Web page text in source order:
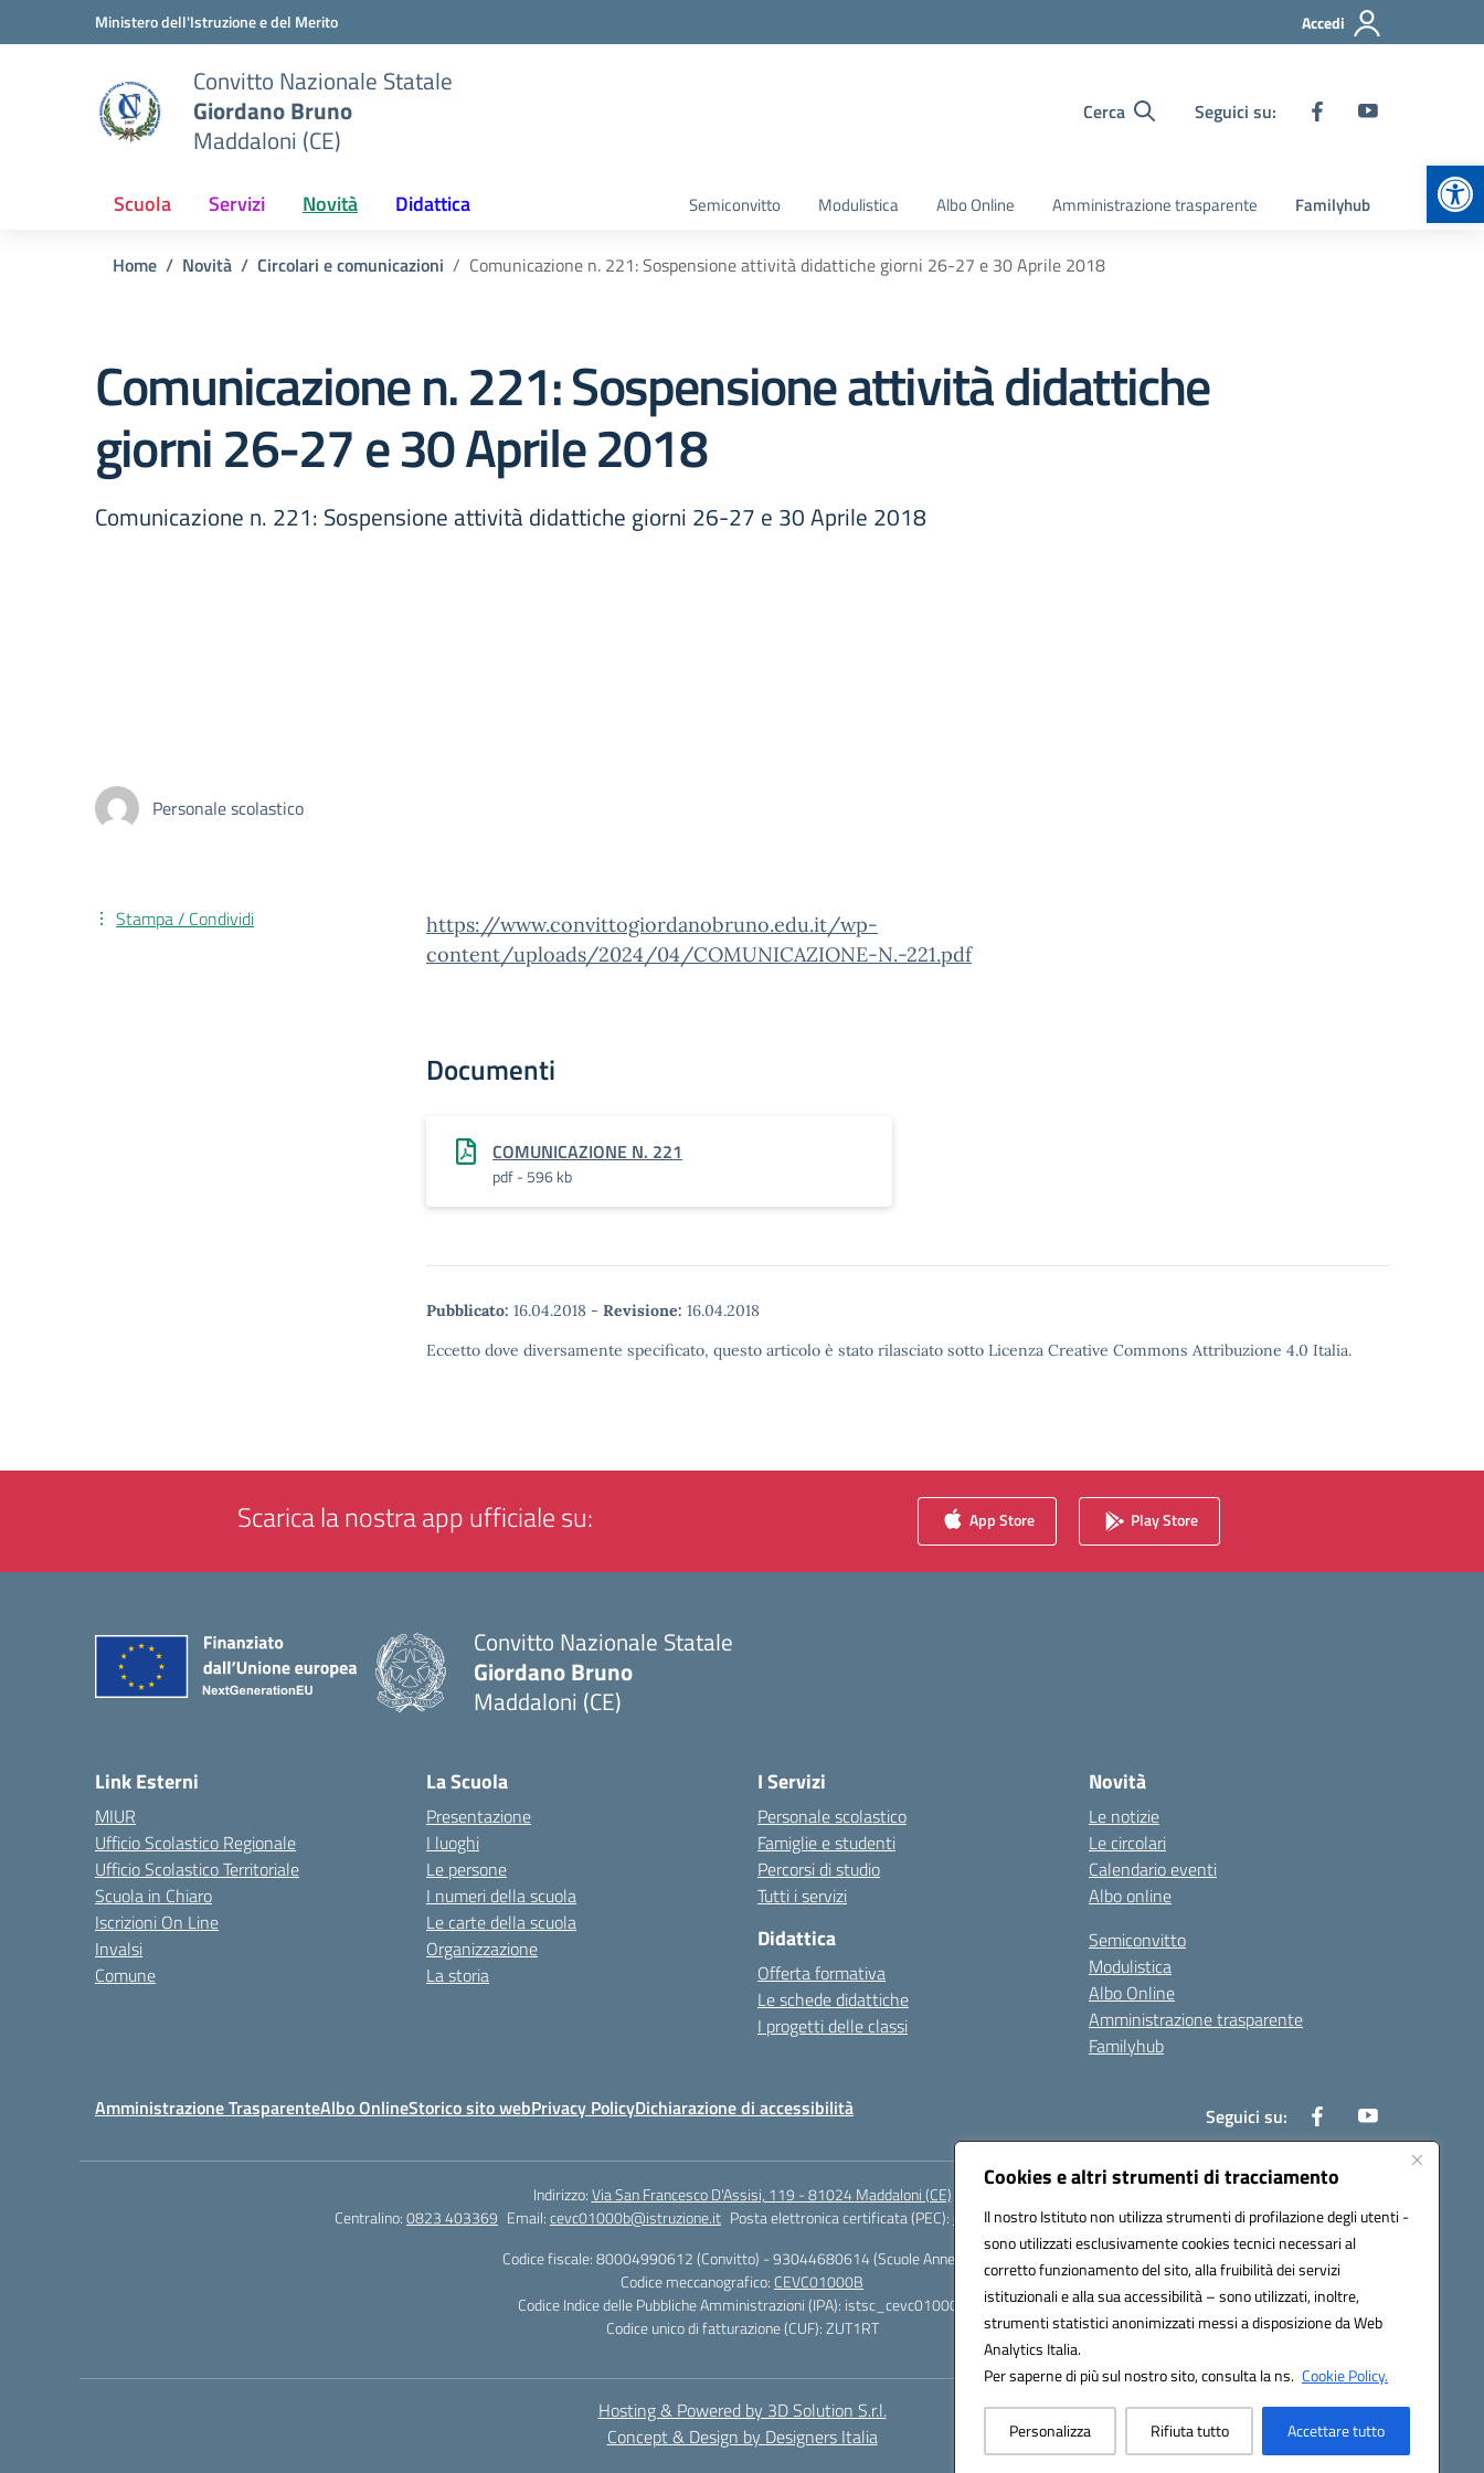
Cookies e altri strumenti di tracciamento
Il nostro Istituto non utilizza strumenti di profilazione degli utenti -
sono utilizzati esclusivamente cookies tecnici necessari al
corretto funzionamento del sito, alla fruibilità dei servizi
istituzionali e alla sua accessibilità – sono utilizzati, inoltre,
strumenti statistici anonimizzati messi a disposizione da Web
Analytics Italia.
Per saperne di più sul nostro sito, consulta la ns. Cookie Policy.
Personalizza Rifiuta tutto Accettare tutto
Vai ai contenuti
Vai al menu di navigazioneMinistero dell'Istruzione e del Merito Accedi
Convitto Nazionale Statale
Giordano Bruno
Maddaloni (CE)
Cerca Seguici su:
Scuola Servizi Novità Didattica Semiconvitto Modulistica Albo Online Amministrazione trasparente Familyhub
Home Novità Circolari e comunicazioni Comunicazione n. 221: Sospensione attività didattiche giorni 26-27 e 30 Aprile 2018
Comunicazione n. 221: Sospensione attività didattiche
giorni 26-27 e 30 Aprile 2018
Comunicazione n. 221: Sospensione attività didattiche giorni 26-27 e 30 Aprile 2018
Personale scolastico
https://www.convittogiordanobruno.edu.it/wp-
content/uploads/2024/04/COMUNICAZIONE-N.-221.pdf
Documenti
COMUNICAZIONE N. 221
pdf - 596 kb
Pubblicato: 16.04.2018 - Revisione: 16.04.2018
Eccetto dove diversamente specificato, questo articolo è stato rilasciato sotto Licenza Creative Commons Attribuzione 4.0 Italia.
Stampa / Condividi
Scarica la nostra app ufficiale su: App Store Play Store
Convitto Nazionale Statale
Giordano Bruno
Maddaloni (CE)
Link Esterni
MIUR
Ufficio Scolastico Regionale
Ufficio Scolastico Territoriale
Scuola in Chiaro
Iscrizioni On Line
Invalsi
Comune
La Scuola
Presentazione
I luoghi
Le persone
I numeri della scuola
Le carte della scuola
Organizzazione
La storia
I Servizi
Personale scolastico
Famiglie e studenti
Percorsi di studio
Tutti i servizi
Didattica
Offerta formativa
Le schede didattiche
I progetti delle classi
Novità
Le notizie
Le circolari
Calendario eventi
Albo online
Semiconvitto
Modulistica
Albo Online
Amministrazione trasparente
Familyhub
Amministrazione TrasparenteAlbo OnlineStorico sito webPrivacy PolicyDichiarazione di accessibilità Seguici su:
Indirizzo:Via San Francesco D'Assisi, 119 - 81024 Maddaloni (CE)
Centralino:0823 403369 Email:cevc01000b@istruzione.it Posta elettronica certificata (PEC):cevc01000b@pec.istruzione.it
Codice fiscale: 80004990612 (Convitto) - 93044680614 (Scuole Annesse)
Codice meccanografico: CEVC01000B
Codice Indice delle Pubbliche Amministrazioni (IPA): istsc_cevc01000b
Codice unico di fatturazione (CUF): ZUT1RT
Hosting & Powered by 3D Solution S.r.l.
Concept & Design by Designers Italia